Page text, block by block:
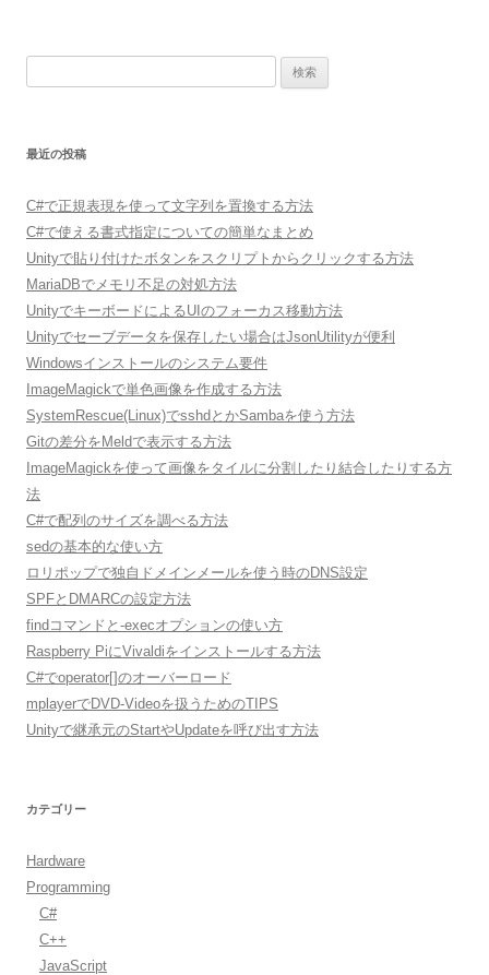
ン
最近の投稿
C#で正規表現を使って文字列を置換する方法
C#で使える書式指定についての簡単なまとめ
Unityで貼り付けたボタンをスクリプトからクリックする方法
MariaDBでメモリ不足の対処方法
UnityでキーボードによるUIのフォーカス移動方法
Unityでセーブデータを保存したい場合はJsonUtilityが便利
Windowsインストールのシステム要件
ImageMagickで単色画像を作成する方法
SystemRescue(Linux)でsshdとかSambaを使う方法
Gitの差分をMeldで表示する方法
ImageMagickを使って画像をタイルに分割したり結合したりする方
法
C#で配列のサイズを調べる方法
sedの基本的な使い方
ロリポップで独自ドメインメールを使う時のDNS設定
SPFとDMARCの設定方法
findコマンドと-execオプションの使い方
Raspberry PiにVivaldiをインストールする方法
C#でoperator[]のオーバーロード
mplayerでDVD-Videoを扱うためのTIPS
Unityで継承元のStartやUpdateを呼び出す方法
カテゴリー
Hardware
Programming
C#
C++
JavaScript